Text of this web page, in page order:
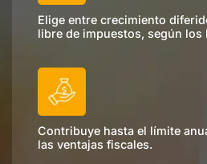
Elige entre crecimiento
libre de impuestos, según los
Contribuye hasta el límite
las ventajas fiscales.